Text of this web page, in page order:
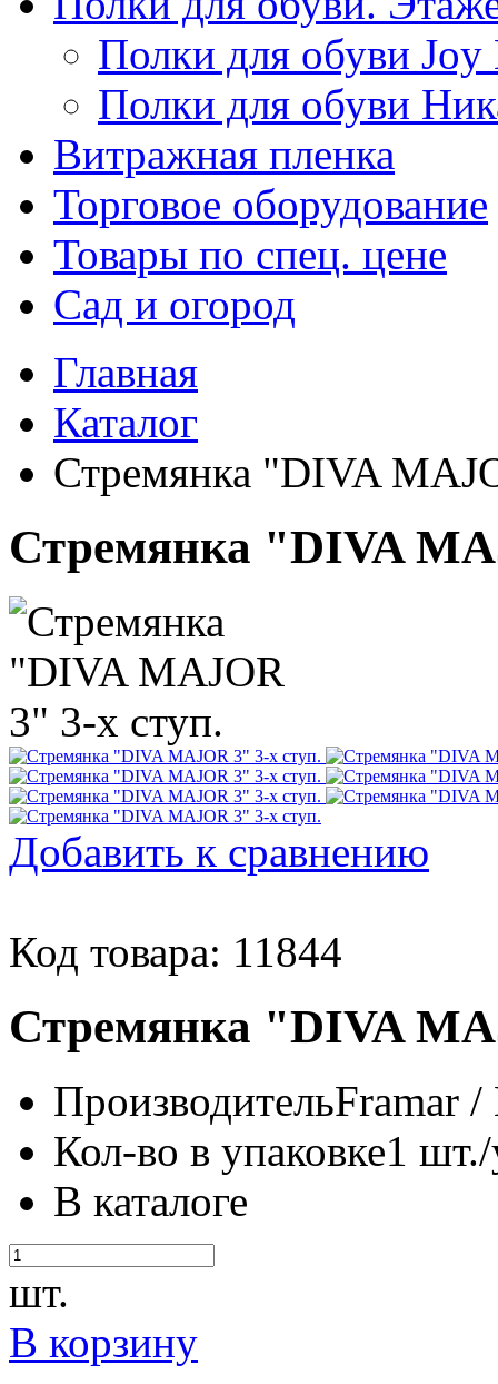
Полки для обуви Joy
Полки для обуви
Витражная пленка
Торговое оборудование
Товары по спец. цене
Сад и огород
Главная
Каталог
Стремянка "DIVA
Стремянка "DIVA
Добавить к сравнению
Код товара: 11844
Стремянка "DIVA
ПроизводительFramar /
Кол-во в упаковке1
В каталоге
шт.
В корзину